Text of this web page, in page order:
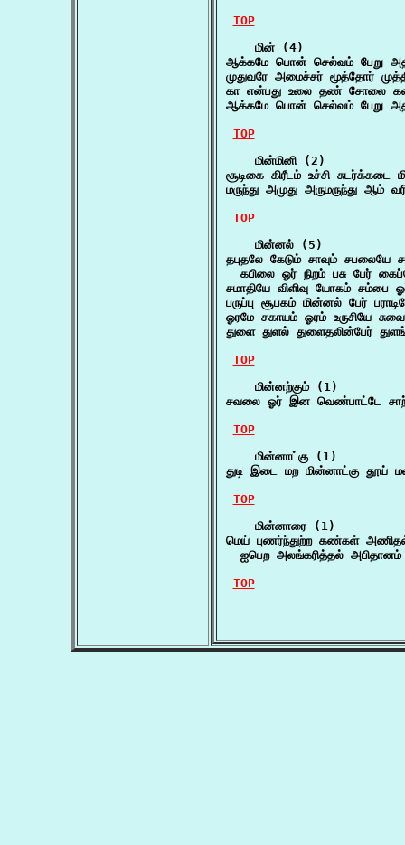
TOP
    மின் (4)
ஆக்கமே பொன் செல்வம் பேறு
முதுவரே அமைச்சர் மூத்தோர்
கா என்பது உலை தண் சோலை
ஆக்கமே பொன் செல்வம் பேறு
TOP
    மின்மினி (2)
சூடிகை கிரீடம் உச்சி
மருந்து அமுது அருமருந்து
TOP
    மின்னல் (5)
தபுதலே கேடும் சாவும் சபலையே
கபிலை ஓர் நிறம் பசு பேர்
சமாதியே விளிவு யோகம்
பருப்பு சூபகம் மின்னல் பேர்
ஓரமே சகாயம் ஓரம் உருசியே
துளை துளல் துளைதலின்பேர்
TOP
    மின்னற்கும் (1)
சவலை ஓர் இன வெண்பாட்டே
TOP
    மின்னாட்கு (1)
துடி இடை மற மின்னாட்கு
TOP
    மின்னாரை (1)
மெய் புணர்ந்துற்ற கண்கள்
ஐபெற அலங்கரித்தல்
TOP